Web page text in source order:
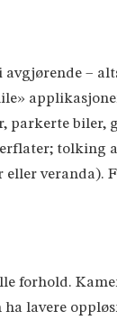
–
biler,
tolking
eller veranda).
forhold.
lavere